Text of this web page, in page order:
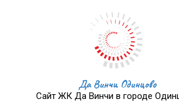
Да Винчи Одинцово
Сайт ЖК Да Винчи в городе